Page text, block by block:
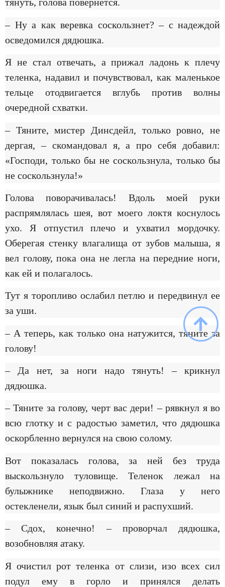
– Ну а как веревка соскользнет? – с надеждой
осведомился дядюшка.
Я не стал отвечать, а прижал ладонь к плечу
теленка, надавил и почувствовал, как маленькое
тельце отодвигается вглубь против волны
очередной схватки.
– Тяните, мистер Динсдейл, только ровно, не
дергая, – скомандовал я, а про себя добавил:
«Господи, только бы не соскользнула, только бы
не соскользнула!»
Голова поворачивалась! Вдоль моей руки
распрямлялась шея, вот моего локтя коснулось
ухо. Я отпустил плечо и ухватил мордочку.
Оберегая стенку влагалища от зубов малыша, я
вел голову, пока она не легла на передние ноги,
как ей и полагалось.
Тут я торопливо ослабил петлю и передвинул ее
за уши.
– А теперь, как только она натужится, тяните за
голову!
– Да нет, за ноги надо тянуть! – крикнул
дядюшка.
– Тяните за голову, черт вас дери! – рявкнул я во
всю глотку и с радостью заметил, что дядюшка
оскорбленно вернулся на свою солому.
Вот показалась голова, за ней без труда
выскользнуло туловище. Теленок лежал на
булыжнике неподвижно. Глаза у него
остекленели, язык был синий и распухший.
– Сдох, конечно! – проворчал дядюшка,
возобновляя атаку.
Я очистил рот теленка от слизи, изо всех сил
подул ему в горло и принялся делать